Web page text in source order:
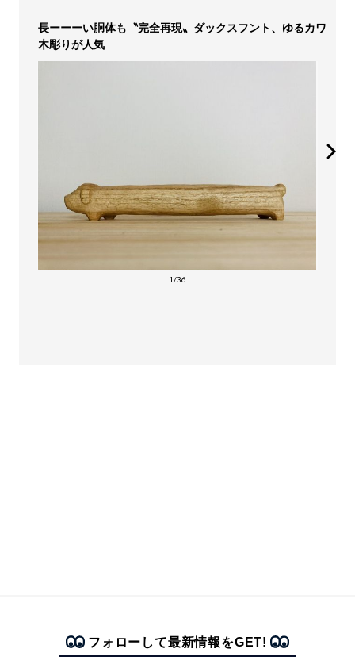
長ーーーい胴体も〝完全再現〟ダックスフント、ゆるカワ
木彫りが人気
1/36
フォローして最新情報をGET!